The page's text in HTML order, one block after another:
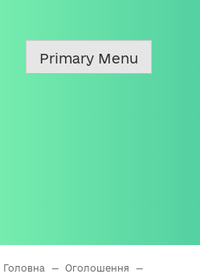
Primary Menu
Головна — Оголошення
—